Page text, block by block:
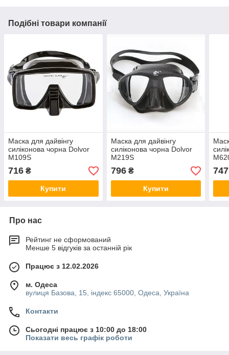
Подібні товари компанії
Маска для дайвінгу
силіконова чорна Dolvor
М109S
716 ₴
Купити
Маска для дайвінгу
силіконова чорна Dolvor
М219S
796₴
Купити
747
Про нас
Рейтинг не сформований
Менше 5 відгуків за останній рік
Працює з 12.02.2026
м. Одеса
вулиця Базова, 15, індекс 65000, Одеса, Україна
Контакти
Сьогодні працює з 10:00 до 18:00
Показати весь графік роботи